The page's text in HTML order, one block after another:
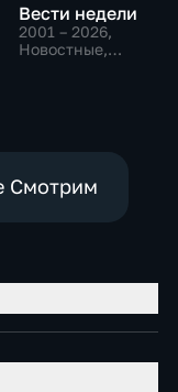
Вести недели
2001 – 2026,
Новостные,
Смотрим